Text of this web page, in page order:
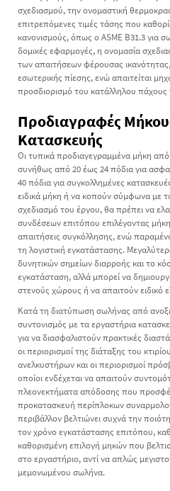
σχεδιασμού, την ονομαστική
επιτρεπόμενες τιμές τάσης που
κανονισμούς, όπως ο ASME B31.3 για
δομικές εφαρμογές, η ονομασία
των απαιτήσεων φέρουσας
εσωτερικής πίεσης, ενώ απαιτείται
προσδιορισμό του κατάλληλου πάχους
Προδιαγραφές
Κατασκευής
Οι τυπικά προδιαγεγραμμένα μήκη
συνήθως από 20 έως 24 πόδια για
40 πόδια για συγκολλημένες
ειδικά μήκη ή να κοπούν σύμφωνα με
σχεδιασμό του έργου, θα πρέπει να
συνδέσεων επιτόπου επιλέγοντας
απαιτήσεις συγκόλλησης, ενώ
τη λογιστική εγκατάστασης.
δυνητικών σημείων διαρροής και το
εγκατάσταση, αλλά μπορεί να
στενούς χώρους ή να απαιτούν
Κατά τη διατύπωση σωλήνας από
συντονισμός με τα εργαστήρια
για να διασφαλιστούν πρακτικές
οι περιορισμοί της διάταξης του
ανελκυστήρων και οι περιορισμοί
οποίοι ενδέχεται να απαιτούν
πλεονεκτήματα απόδοσης που
προκατασκευή περίπλοκων
περιβάλλον βελτιώνει συχνά την
τον χρόνο εγκατάστασης επιτόπου,
καθορισμένη επιλογή μηκών που
στο εργαστήριο, αντί να απλώς
μεμονωμένου σωλήνα.